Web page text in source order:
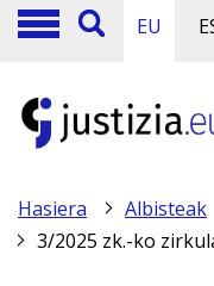
EU
Hasiera
Albisteak
3/2025 zk.-ko zirkularra, 2025-2026ko